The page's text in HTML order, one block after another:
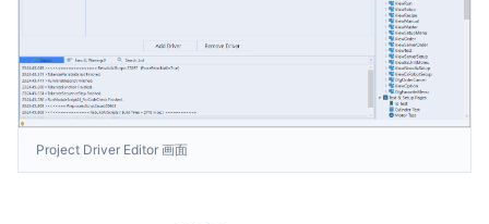
Project Driver Editor 画面